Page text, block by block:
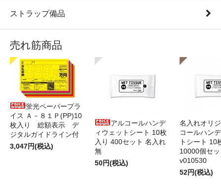
ストラップ備品
売れ筋商品
蛍光ペーパープラ
イス Ａ－８１Ｐ(PP)10
枚入り 総額表示 デ
ジタルガイドライン付
3,047円(税込)
アルコールハンデ
ィウェットシート 10枚
入り 400セット 名入れ
無
50円(税込)
名入れオリ
コールハン
トシート 10
10000個セ
v010530
52円(税込)